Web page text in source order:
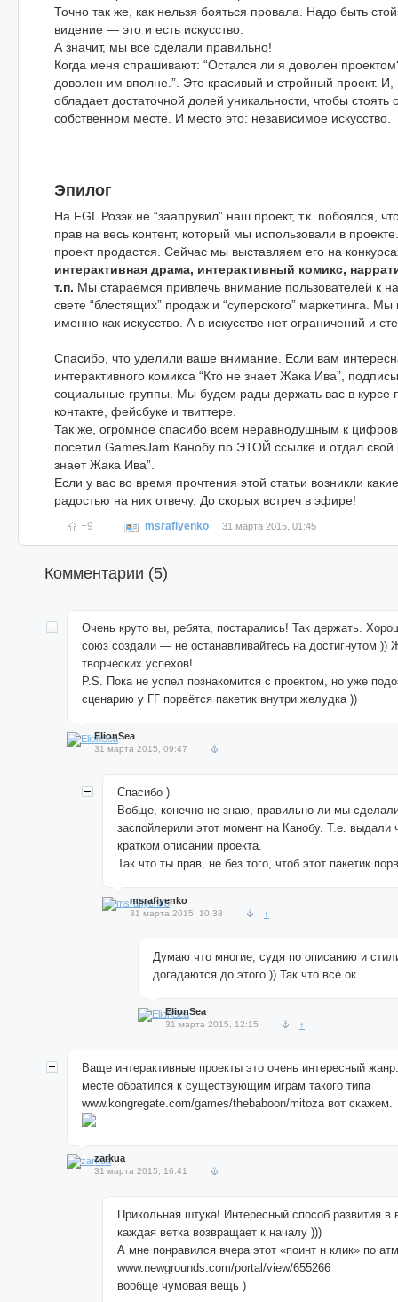
Точно так же, как нельзя бояться провала. Надо быть
видение — это и есть искусство.
А значит, мы все сделали правильно!
Когда меня спрашивают: “Остался ли я доволен
доволен им вполне.”. Это красивый и стройный проект. И,
обладает достаточной долей уникальности, чтобы
собственном месте. И место это: независимое искусство.
Эпилог
На FGL Розэк не “заапрувил” наш проект, т.к. побоялся,
прав на весь контент, который мы использовали в
проект продастся. Сейчас мы выставляем его на
интерактивная драма, интерактивный комикс,
т.п. Мы стараемся привлечь внимание пользователей к
свете “блестящих” продаж и “суперского” маркетинга.
именно как искусство. А в искусстве нет ограничений и
Спасибо, что уделили ваше внимание. Если вам
интерактивного комикса “Кто не знает Жака Ива”,
социальные группы. Мы будем рады держать вас в курсе
контакте, фейсбуке и твиттере.
Так же, огромное спасибо всем неравнодушным к
посетил GamesJam Канобу по ЭТОЙ ссылке и отдал свой
знает Жака Ива”.
Если у вас во время прочтения этой статьи возникли
радостью на них отвечу. До скорых встреч в эфире!
+9 msrafiyenko 31 марта 2015, 01:45
Комментарии (5)
Очень круто вы, ребята, постарались! Так держать.
союз создали — не останавливайтесь на достигнутом
творческих успехов!
P.S. Пока не успел познакомится с проектом, но уже
сценарию у ГГ порвётся пакетик внутри желудка ))
ElionSea
31 марта 2015, 09:47
Спасибо )
Вобще, конечно не знаю, правильно ли мы
заспойлерили этот момент на Канобу. Т.е. выдали
кратком описании проекта.
Так что ты прав, не без того, чтоб этот пакетик
msrafiyenko
31 марта 2015, 10:38 ↑
Думаю что многие, судя по описанию и
догадаются до этого )) Так что всё ок…
ElionSea
31 марта 2015, 12:15 ↑
Ваще интерактивные проекты это очень интересный
месте обратился к существующим играм такого типа
www.kongregate.com/games/thebaboon/mitoza вот скажем.
zarkua
31 марта 2015, 16:41
Прикольная штука! Интересный способ развития в
каждая ветка возвращает к началу )))
А мне понравился вчера этот «поинт н клик» по
www.newgrounds.com/portal/view/655266
вообще чумовая вещь )